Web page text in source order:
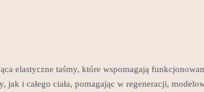
elastyczne taśmy, które wspomagają
jak i całego ciała, pomagając w regeneracji,